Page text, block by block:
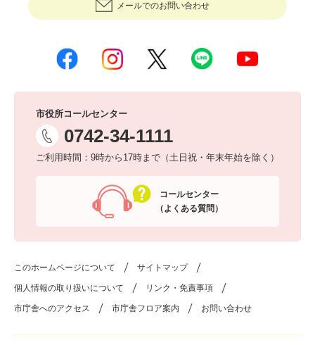
メールでのお問い合わせ
市役所コールセンター
0742-34-1111
ご利用時間：9時から17時まで（土日祝・年末年始を除く）
コールセンター
（よくある質問）
このホームページについて サイトマップ
個人情報の取り扱いについて リンク・免責事項
市庁舎へのアクセス 市庁舎フロア案内 お問い合わせ